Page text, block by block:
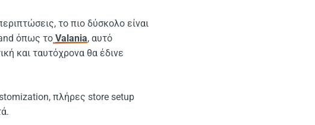
το πιο δύσκολο είναι
όπως το Valania, αυτό
και ταυτόχρονα θα έδινε
πλήρες store setup